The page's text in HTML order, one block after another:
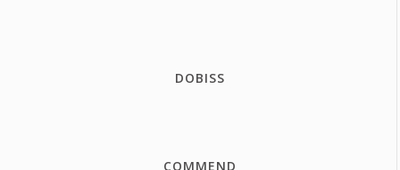
DOBISS
COMMEND